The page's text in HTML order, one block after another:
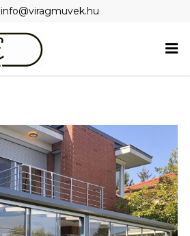
info@viragmuvek.hu